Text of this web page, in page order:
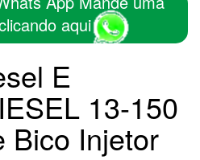
aqui
E
13-150
Bico Injetor